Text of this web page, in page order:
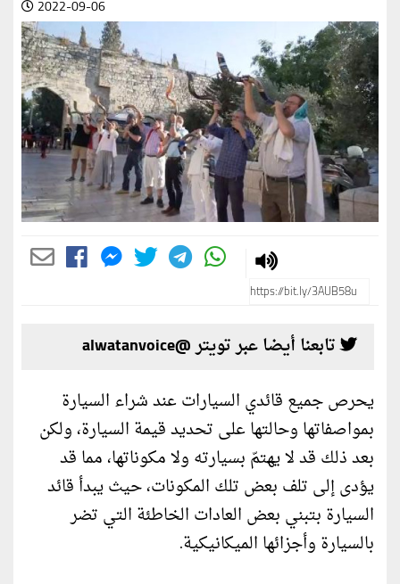
2022-09-06
تابعنا أيضا عبر تويتر @alwatanvoice
يحرص جميع قائدي السيارات عند شراء السيارة
بمواصفاتها وحالتها على تحديد قيمة السيارة، ولكن
بعد ذلك قد لا يهتمّ بسيارته ولا مكوناتها، مما قد
يؤدى إلى تلف بعض تلك المكونات، حيث يبدأ قائد
السيارة بتبني بعض العادات الخاطئة التي تضر
بالسيارة وأجزائها الميكانيكية.